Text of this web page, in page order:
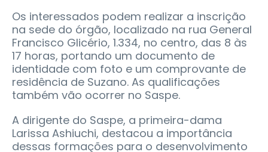
Os interessados podem realizar a inscrição
na sede do órgão, localizado na rua General
Francisco Glicério, 1.334, no centro, das 8 às
17 horas, portando um documento de
identidade com foto e um comprovante de
residência de Suzano. As qualificações
também vão ocorrer no Saspe.
A dirigente do Saspe, a primeira-dama
Larissa Ashiuchi, destacou a importância
dessas formações para o desenvolvimento